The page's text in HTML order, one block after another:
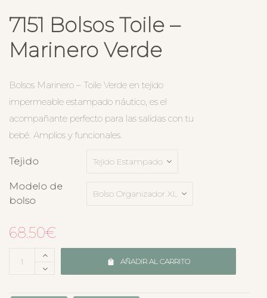
7151 Bolsos Toile –
Marinero Verde
Bolsos Marinero – Toile Verde en tejido
impermeable estampado náutico, es el
acompañante perfecto para las salidas con tu
bebé. Amplios y funcionales.
Tejido
Modelo de
bolso
68.50€
AÑADIR AL CARRITO